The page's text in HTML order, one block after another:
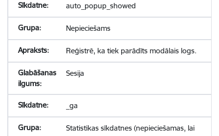
auto_popup_showed
Nepieciešams
Reģistrē, ka tiek parādīts modālais logs.
Sesija
_ga
Statistikas sīkdatnes (nepieciešamas, lai